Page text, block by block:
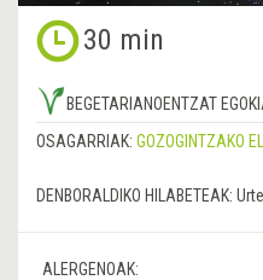
30 min
BEGETARIANOENTZAT
OSAGARRIAK: GOZOGINTZAKO
DENBORALDIKO HILABETEAK:
ALERGENOAK: